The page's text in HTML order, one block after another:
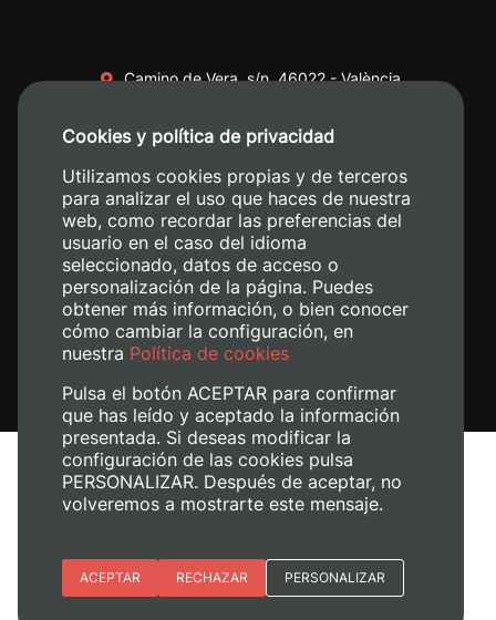
Camino de Vera, s/n. 46022 - València
+34 620 04 00 50
Aviso legal
Política de cookies
Gestionar cookies
Cookies y política de privacidad
Utilizamos cookies propias y de terceros
para analizar el uso que haces de nuestra
web, como recordar las preferencias del
usuario en el caso del idioma
seleccionado, datos de acceso o
personalización de la página. Puedes
obtener más información, o bien conocer
cómo cambiar la configuración, en
nuestra Política de cookies
Pulsa el botón ACEPTAR para confirmar
que has leído y aceptado la información
presentada. Si deseas modificar la
configuración de las cookies pulsa
PERSONALIZAR. Después de aceptar, no
volveremos a mostrarte este mensaje.
Esenciales
ACEPTAR RECHAZAR PERSONALIZAR